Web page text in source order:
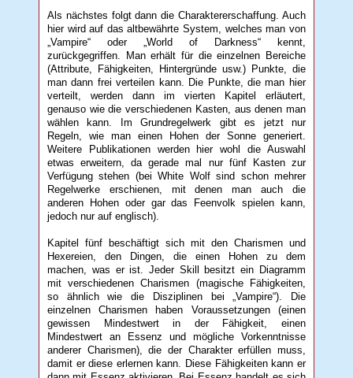
Als nächstes folgt dann die Charaktererschaffung. Auch
hier wird auf das altbewährte System, welches man von
„Vampire“ oder „World of Darkness“ kennt,
zurückgegriffen. Man erhält für die einzelnen Bereiche
(Attribute, Fähigkeiten, Hintergründe usw.) Punkte, die
man dann frei verteilen kann. Die Punkte, die man hier
verteilt, werden dann im vierten Kapitel erläutert,
genauso wie die verschiedenen Kasten, aus denen man
wählen kann. Im Grundregelwerk gibt es jetzt nur
Regeln, wie man einen Hohen der Sonne generiert.
Weitere Publikationen werden hier wohl die Auswahl
etwas erweitern, da gerade mal nur fünf Kasten zur
Verfügung stehen (bei White Wolf sind schon mehrer
Regelwerke erschienen, mit denen man auch die
anderen Hohen oder gar das Feenvolk spielen kann,
jedoch nur auf englisch).
Kapitel fünf beschäftigt sich mit den Charismen und
Hexereien, den Dingen, die einen Hohen zu dem
machen, was er ist. Jeder Skill besitzt ein Diagramm
mit verschiedenen Charismen (magische Fähigkeiten,
so ähnlich wie die Disziplinen bei „Vampire“). Die
einzelnen Charismen haben Voraussetzungen (einen
gewissen Mindestwert in der Fähigkeit, einen
Mindestwert an Essenz und mögliche Vorkenntnisse
anderer Charismen), die der Charakter erfüllen muss,
damit er diese erlernen kann. Diese Fähigkeiten kann er